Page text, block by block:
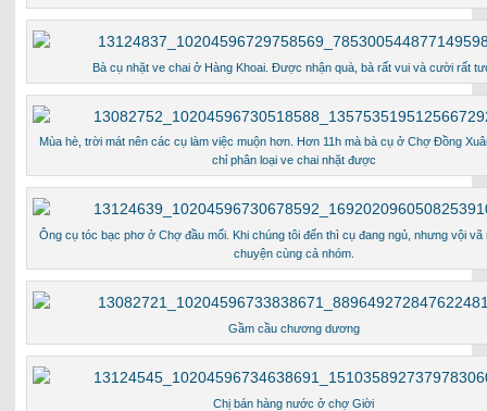
Bà cụ nhặt ve chai ở Hàng Khoai. Được nhận quà, bà rất vui và cười rất
Mùa hè, trời mát nên các cụ làm việc muộn hơn. Hơn 11h mà bà cụ ở Chợ Đồng
chỉ phân loại ve chai nhặt được
Ông cụ tóc bạc phơ ở Chợ đầu mối. Khi chúng tôi đến thì cụ đang ngủ, nhưng vội vã
chuyện cùng cả nhóm.
Gầm cầu chương dương
Chị bán hàng nước ở chợ Giời